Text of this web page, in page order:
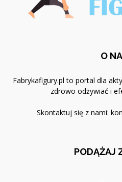
O
Fabrykafigury.pl to portal dla
zdrowo odżywiać i
Skontaktuj się z nami:
PODĄŻAJ